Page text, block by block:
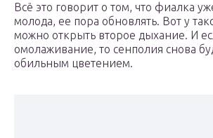
Всё это говорит о том, что фиалка
молода, ее пора обновлять. Вот у
можно открыть второе дыхание. И
омолаживание, то сенполия снова
обильным цветением.